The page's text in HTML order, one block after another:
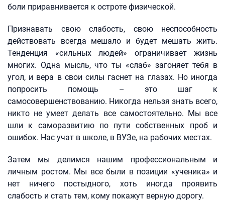
боли приравнивается к остроте физической.
Признавать свою слабость, свою неспособность
действовать всегда мешало и будет мешать жить.
Тенденция «сильных людей» ограничивает жизнь
многих. Одна мысль, что ты «слаб» загоняет тебя в
угол, и вера в свои силы гаснет на глазах. Но иногда
попросить помощь – это шаг к
самосовершенствованию. Никогда нельзя знать всего,
никто не умеет делать все самостоятельно. Мы все
шли к саморазвитию по пути собственных проб и
ошибок. Нас учат в школе, в ВУЗе, на рабочих местах.
Затем мы делимся нашим профессиональным и
личным ростом. Мы все были в позиции «ученика» и
нет ничего постыдного, хоть иногда проявить
слабость и стать тем, кому покажут верную дорогу.